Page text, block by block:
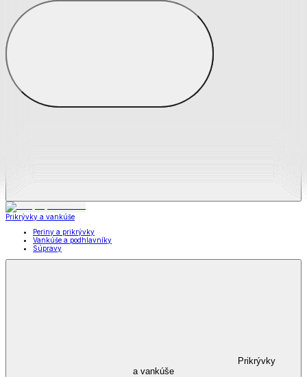
Zobraziť všetko
Všetko z Matrace a matracové chrániče
Matrace
Chrániče na matrace
Prikrývky a vankúše
Periny a prikrývky
Vankúše a podhlavníky
Súpravy
Prikrývky
a vankúše